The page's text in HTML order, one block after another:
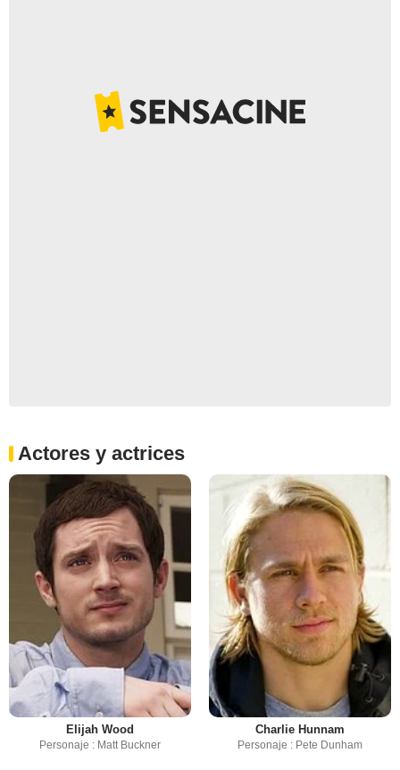
Actores y actrices
Elijah Wood
Personaje : Matt Buckner
Charlie Hunnam
Personaje : Pete Dunham